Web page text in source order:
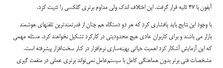
آیفون با 47 ثانیه قرار گرفت. این اختلاف اندک ولی مداوم برتری گلکسی را تثبیت کرد.
با وجود این نتایج باید پافشاری کرد که هر دو دستگاه هم چنان از قدرتمندترین تلفنهای هوشمند
بازار می باشند و برای کاربران عادی هیچ محدودیتی در کارکرد تشکیل نخواهند کرد. مسئله مهمی
که این آزمایش آشکار کرد اهمیت حیاتی بهینه‌سازی نرم‌افزار در کنار سخت‌افزار پیشرفته است.
مشخصات فنی برتر بدون هماهنگی کامل با سیستم‌عامل نمی‌تواند برتری عملی در منفعت گیری